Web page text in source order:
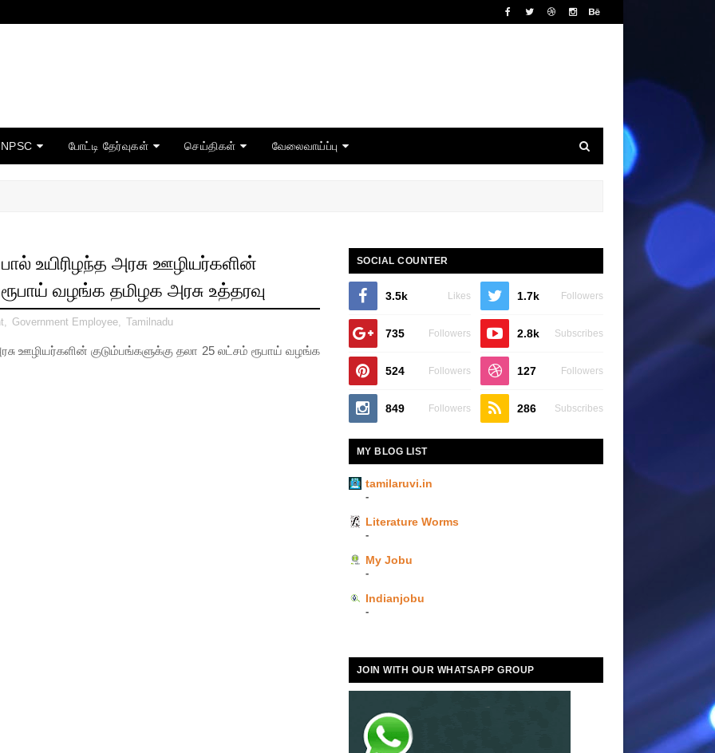
போட்டி தேர்வுகள் செய்திகள் வேலைவாய்ப்பு
உயிரிழந்த அரசு ஊழியர்களின்
வழங்க தமிழக அரசு உத்தரவு
, Government Employee, Tamilnadu
ஊழியர்களின் குடும்பங்களுக்கு தலா 25 லட்சம் ரூபாய் வழங்க
SOCIAL COUNTER
3.5k Likes 1.7k Followers
735 Followers 2.8k Subscribes
524 Followers 127 Followers
849 Followers 286 Subscribes
MY BLOG LIST
tamilaruvi.in
-
Literature Worms
-
My Jobu
-
Indianjobu
-
JOIN WITH OUR WHATSAPP GROUP